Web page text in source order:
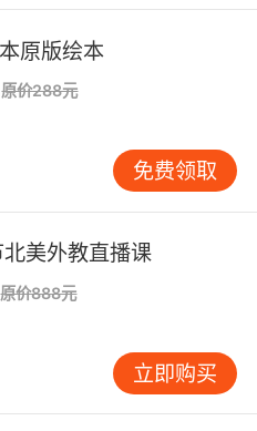
要课本，没有字母和音
语言环境的营造。建议
些英文相关的音乐、歌
松愉快的氛围中学习这
视觉、嗅觉、听觉、触
原版绘本
原价288元
免费领取
美外教直播课
原价888元
立即购买